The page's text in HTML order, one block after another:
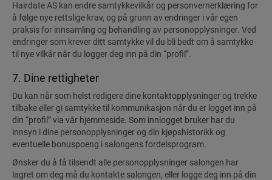
Hairdate AS kan endre samtykkevilkår og personvernerklæring for
å følge nye rettslige krav, og på grunn av endringer i vår egen
praksis for innsamling og behandling av personopplysninger. Ved
endringer som krever ditt samtykke vil du bli bedt om å samtykke
til nye vilkår når du logger deg inn på din “profil”.
7. Dine rettigheter
Du kan når som helst redigere dine kontaktopplysninger og trekke
tilbake eller gi samtykke til kommunikasjon når du er logget inn på
din “profil” via vår hjemmeside. Som innlogget bruker har du
innsyn i dine personopplysninger og din kjøpshistorikk og
eventuelle bonuspoeng i salongens fordelsprogram.
Ønsker du å få tilsendt alle personopplysninger salongen har
lagret om deg må du kontakte salongen, eller logge deg inn på din